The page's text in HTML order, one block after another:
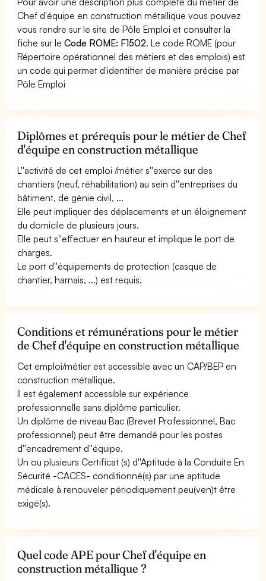
Chef d'équipe en construction métallique vous pouvez
vous rendre sur le site de Pôle Emploi et consulter la
fiche sur leCode ROME: F1502. Le code ROME (pour
Répertoire opérationnel des métiers et des emplois) est
un code qui permet d'identifier de manière précise par
Pôle Emploi
Diplômes et prérequis pour le métier de Chef
d'équipe en construction métallique
L''activité de cet emploi /métier s''exerce sur des
chantiers (neuf, réhabilitation) au sein d''entreprises du
bâtiment, de génie civil, ...
Elle peut impliquer des déplacements et un éloignement
du domicile de plusieurs jours.
Elle peut s''effectuer en hauteur et implique le port de
charges.
Le port d''équipements de protection (casque de
chantier, harnais, ...) est requis.
Conditions et rémunérations pour le métier
de Chef d'équipe en construction métallique
Cet emploi/métier est accessible avec un CAP/BEP en
construction métallique.
Il est également accessible sur expérience
professionnelle sans diplôme particulier.
Un diplôme de niveau Bac (Brevet Professionnel, Bac
professionnel) peut être demandé pour les postes
d''encadrement d''équipe.
Un ou plusieurs Certificat (s) d''Aptitude à la Conduite En
Sécurité -CACES- conditionné(s) par une aptitude
médicale à renouveler périodiquement peu(ven)t être
exigé(s).
Quel code APE pour Chef d'équipe en
construction métallique ?